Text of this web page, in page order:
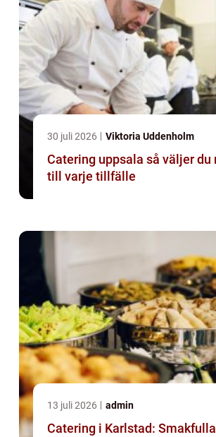
30 juli 2026 Viktoria Uddenholm
Catering uppsala så väljer du rätt mat
till varje tillfälle
13 juli 2026 admin
Catering i Karlstad: Smakfulla